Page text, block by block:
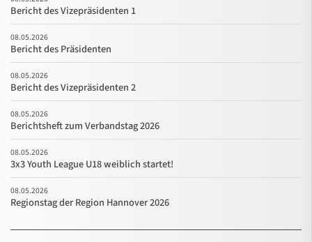
Bericht des Vizepräsidenten 1
08.05.2026
Bericht des Präsidenten
08.05.2026
Bericht des Vizepräsidenten 2
08.05.2026
Berichtsheft zum Verbandstag 2026
08.05.2026
3x3 Youth League U18 weiblich startet!
08.05.2026
Regionstag der Region Hannover 2026